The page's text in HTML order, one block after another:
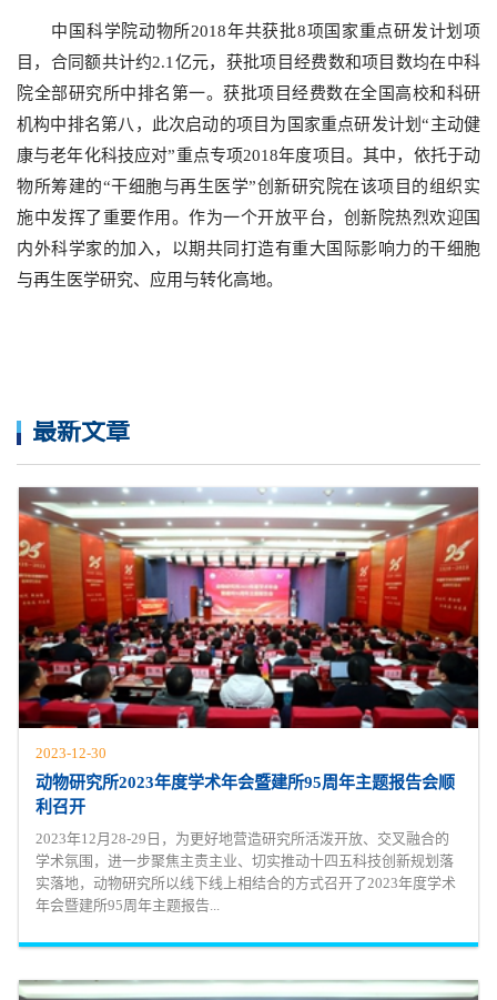
中国科学院动物所2018年共获批8项国家重点研发计划项
目，合同额共计约2.1 亿元，获批项目经费数和项目数均在中科
院全部研究所中排名第一。获批项目经费数在全国高校和科研
机构中排名第八，此次启动的项目为国家重点研发计划“主动健
康与老年化科技应对”重点专项2018年度项目。其中，依托于动
物所筹建的“干细胞与再生医学”创新研究院在该项目的组织实
施中发挥了重要作用。作为一个开放平台，创新院热烈欢迎国
内外科学家的加入，以期共同打造有重大国际影响力的干细胞
与再生医学研究、应用与转化高地。
最新文章
2023-12-30
动物研究所2023年度学术年会暨建所95周年主题报告会顺
利召开
2023年12月28-29日，为更好地营造研究所活泼开放、交叉融合的
学术氛围，进一步聚焦主责主业、切实推动十四五科技创新规划落
实落地，动物研究所以线下线上相结合的方式召开了2023年度学术
年会暨建所95周年主题报告...